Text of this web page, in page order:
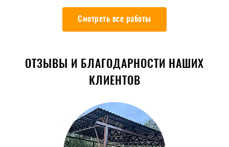
Смотреть все работы
ОТЗЫВЫ И БЛАГОДАРНОСТИ НАШИХ
КЛИЕНТОВ